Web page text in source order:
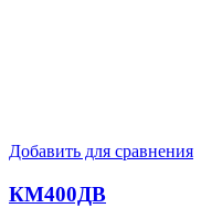
Добавить для сравнения
КМ400ДВ